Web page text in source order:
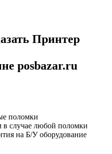
Принтер
posbazar.ru
поломки
случае любой поломки
на Б/У оборудование